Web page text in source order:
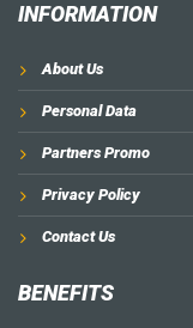
INFORMATION
About Us
Personal Data
Partners Promo
Privacy Policy
Contact Us
BENEFITS